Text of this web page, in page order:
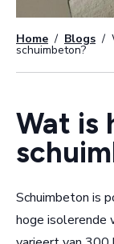
Home / Blogs /
schuimbeton?
Wat is
Schuimbeton is
hoge isolerende